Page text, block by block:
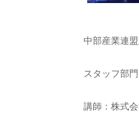
中部産業連
スタッフ部
講師：株式